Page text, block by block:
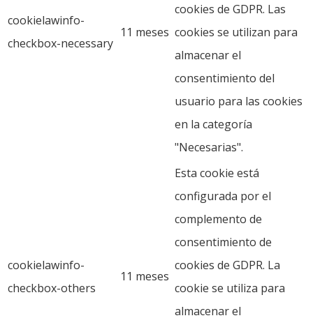
cookielawinfo-
checkbox-necessary
11 meses
cookies de GDPR. Las
cookies se utilizan para
almacenar el
consentimiento del
usuario para las cookies
en la categoría
"Necesarias".
cookielawinfo-
checkbox-others
11 meses
Esta cookie está
configurada por el
complemento de
consentimiento de
cookies de GDPR. La
cookie se utiliza para
almacenar el